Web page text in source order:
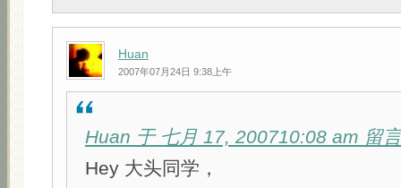
Huan
2007年07月24日 9:38上午
Huan 于 七月 17, 200710:08 am 留
Hey 大头同学，